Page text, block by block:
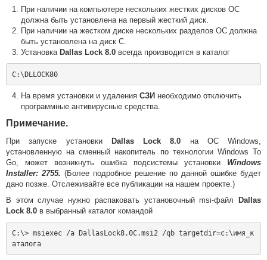
При наличии на компьютере нескольких жестких дисков ОС
должна быть установлена на первый жесткий диск.
При наличии на жестком диске нескольких разделов ОС должна
быть установлена на диск С.
Установка Dallas Lock 8.0 всегда производится в каталог
C:\DLLOCK80
На время установки и удаления СЗИ необходимо отключить
программные антивирусные средства.
Примечание.
При запуске установки Dallas Lock 8.0 на ОС Windows,
установленную на сменный накопитель по технологии Windows To
Go, может возникнуть ошибка подсистемы установки Windows
Installer: 2755. (Более подробное решение по данной ошибке будет
дано позже. Отслеживайте все публикации на нашем проекте.)
В этом случае нужно распаковать установочный msi-файл
Dallas
Lock 8.0 в выбранный каталог командой
C:\> msiexec /a DallasLock8.0C.msi2 /qb targetdir=c:\имя_к
аталога